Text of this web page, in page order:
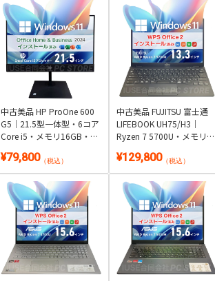
中古美品 HP ProOne 600
G5｜21.5型一体型・6コア
Core i5・メモリ16GB・
11・Microsoft Office 2024
付き
¥79,800（税込）
中古美品 FUJITSU 富士通
LIFEBOOK UH75/H3｜
Ryzen 7 5700U・メモリ
超軽量｜Windows 11・
WPS Office 2付き
¥129,800（税込）